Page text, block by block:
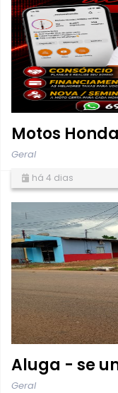
Motos Honda
Geral
há 4 dias
Aluga - se
Geral